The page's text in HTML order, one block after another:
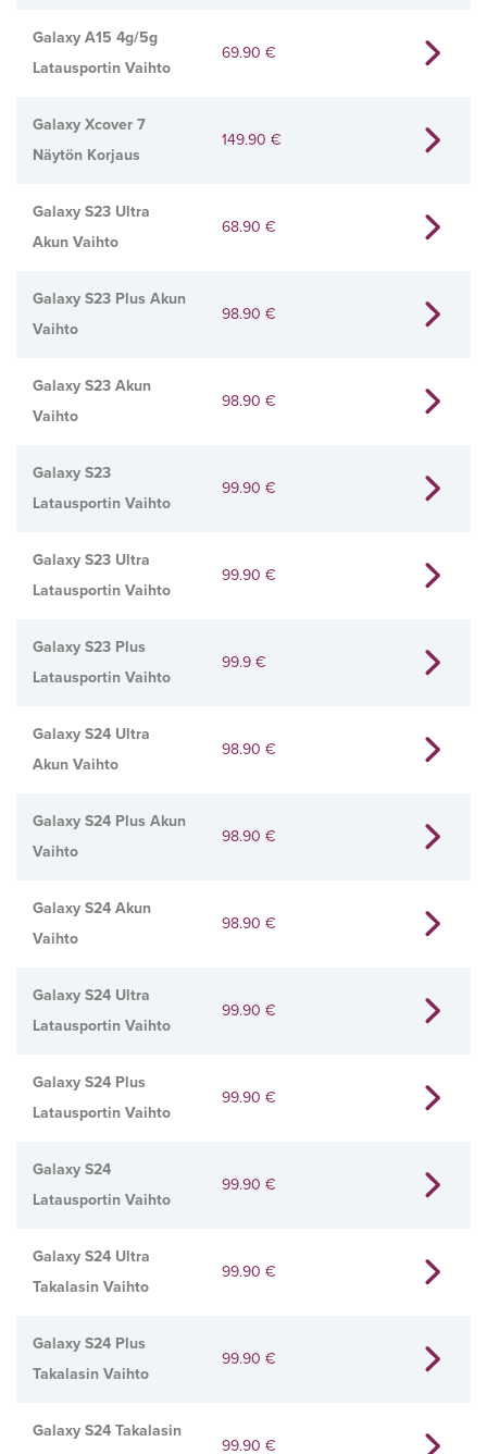
Galaxy A15 4g/5g
Latausportin Vaihto
69.90 €
Galaxy Xcover 7
Näytön Korjaus
149.90 €
Galaxy S23 Ultra
Akun Vaihto
68.90 €
Galaxy S23 Plus Akun
Vaihto
98.90 €
Galaxy S23 Akun
Vaihto
98.90 €
Galaxy S23
Latausportin Vaihto
99.90 €
Galaxy S23 Ultra
Latausportin Vaihto
99.90 €
Galaxy S23 Plus
Latausportin Vaihto
99.9 €
Galaxy S24 Ultra
Akun Vaihto
98.90 €
Galaxy S24 Plus Akun
Vaihto
98.90 €
Galaxy S24 Akun
Vaihto
98.90 €
Galaxy S24 Ultra
Latausportin Vaihto
99.90 €
Galaxy S24 Plus
Latausportin Vaihto
99.90 €
Galaxy S24
Latausportin Vaihto
99.90 €
Galaxy S24 Ultra
Takalasin Vaihto
99.90 €
Galaxy S24 Plus
Takalasin Vaihto
99.90 €
Galaxy S24 Takalasin
99.90 €